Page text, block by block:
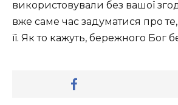
використовували без вашої
вже саме час задуматися про
її. Як то кажуть, бережного Бог